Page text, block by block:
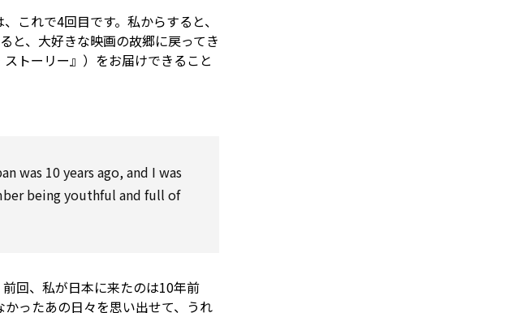
これで4回目です。私からすると、
と、大好きな映画の故郷に戻ってき
トーリー』）をお届けできること
was 10 years ago, and I was
being youthful and full of
回、私が日本に来たのは10年前
ったあの日々を思い出せて、うれ